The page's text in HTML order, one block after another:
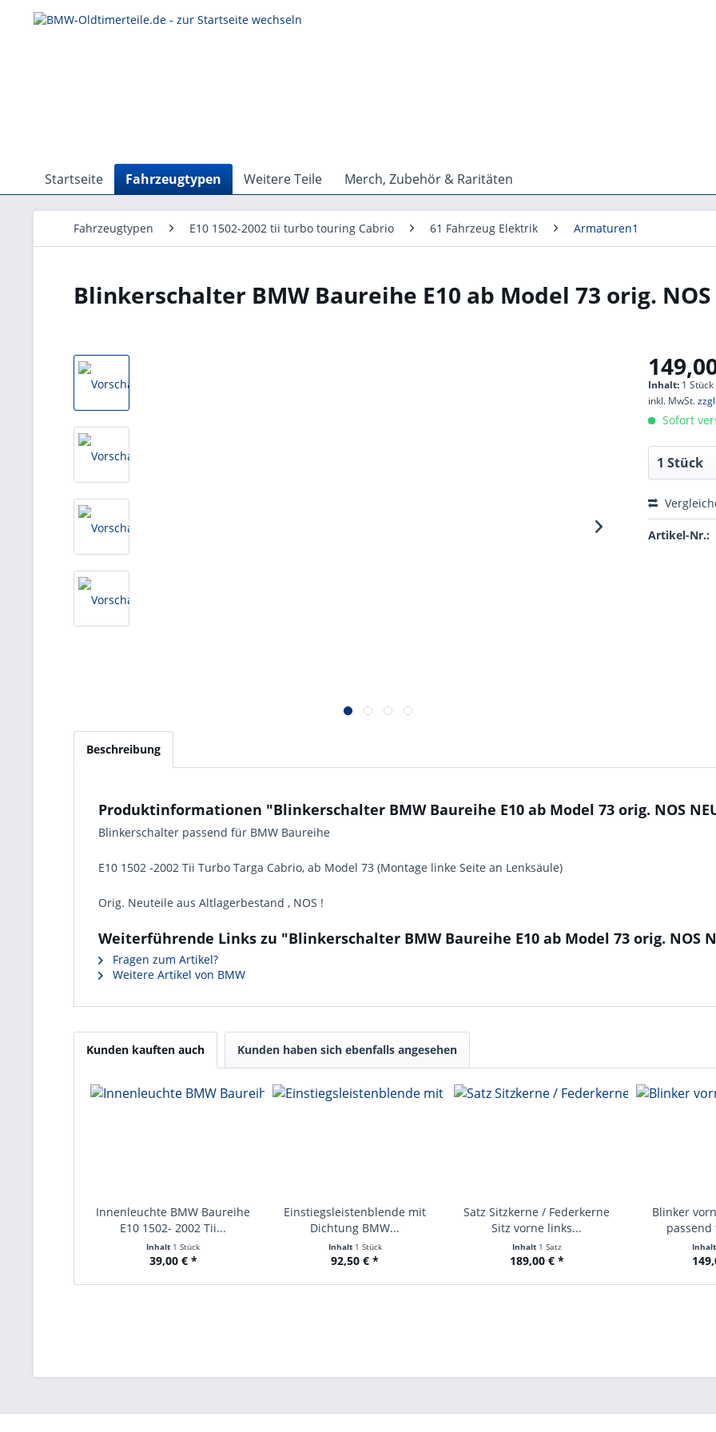
Startseite Fahrzeugtypen Weitere Teile Merch, Zubehör & Raritäten
Fahrzeugtypen E10 1502-2002 tii turbo touring Cabrio 61 Fahrzeug Elektrik Armaturen1
Blinkerschalter BMW Baureihe E10 ab Model 73 orig. NOS
Inhalt: 1 Stück
inkl. MwSt.
Sofort
Artikel-Nr.:
Beschreibung
Produktinformationen "Blinkerschalter BMW Baureihe E10 ab Model 73 orig. NOS
Blinkerschalter passend für BMW Baureihe
E10 1502 -2002 Tii Turbo Targa Cabrio, ab Model 73 (Montage linke Seite an Lenksäule)
Orig. Neuteile aus Altlagerbestand , NOS !
Weiterführende Links zu "Blinkerschalter BMW Baureihe E10 ab Model 73 orig. NOS
Fragen zum Artikel?
Weitere Artikel von BMW
Kunden kauften auch Kunden haben sich ebenfalls angesehen
Innenleuchte BMW Baureihe
E10 1502- 2002 Tii...
Inhalt 1 Stück
39,00 € *
Einstiegsleistenblende mit
Dichtung BMW...
Inhalt 1 Stück
92,50 € *
Satz Sitzkerne / Federkerne
Sitz vorne links...
Inhalt 1 Satz
189,00 € *
Blinker
passend
Inhalt